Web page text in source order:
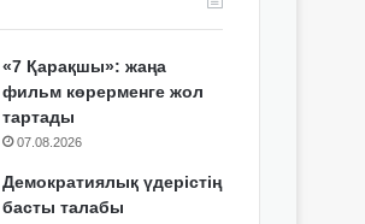
«7 Қарақшы»: жаңа
фильм көрерменге жол
тартады
07.08.2026
Демократиялық үдерістің
басты талабы